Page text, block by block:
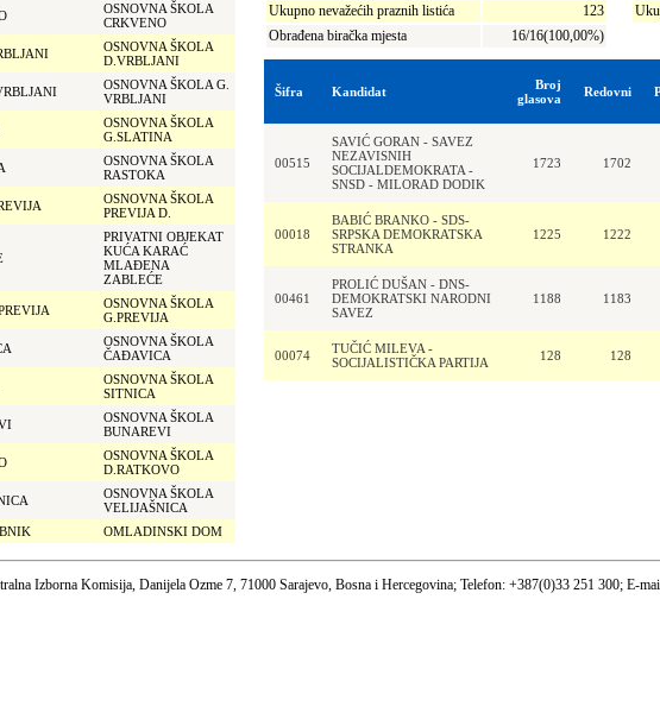
OSNOVNA ŠKOLA
CRKVENO
OSNOVNA ŠKOLA
D.VRBLJANI
OSNOVNA ŠKOLA G.
VRBLJANI
OSNOVNA ŠKOLA
G.SLATINA
OSNOVNA ŠKOLA
RASTOKA
OSNOVNA ŠKOLA
PREVIJA D.
PRIVATNI OBJEKAT
KUĆA KARAĆ
MLAĐENA
ZABLEĆE
OSNOVNA ŠKOLA
G.PREVIJA
OSNOVNA ŠKOLA
ČAĐAVICA
OSNOVNA ŠKOLA
SITNICA
OSNOVNA ŠKOLA
BUNAREVI
OSNOVNA ŠKOLA
D.RATKOVO
OSNOVNA ŠKOLA
VELIJAŠNICA
OMLADINSKI DOM
Ukupno nevažećih praznih listića
123
Obrađena biračka mjesta
16/16(100,00%)
Šifra Kandidat
Broj
glasova
Redovni
00515
SAVIĆ GORAN - SAVEZ
NEZAVISNIH
SOCIJALDEMOKRATA -
SNSD - MILORAD DODIK
1723 1702
00018
BABIĆ BRANKO - SDS-
SRPSKA DEMOKRATSKA
STRANKA
1225 1222
00461
PROLIĆ DUŠAN - DNS-
DEMOKRATSKI NARODNI
SAVEZ
1188 1183
00074
TUČIĆ MILEVA -
SOCIJALISTIČKA PARTIJA
128 128
Izborna Komisija, Danijela Ozme 7, 71000 Sarajevo, Bosna i Hercegovina; Telefon: +387(0)33 251 300; E-